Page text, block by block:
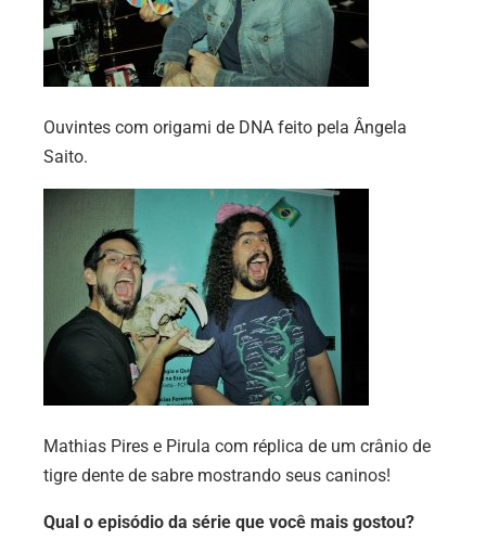
Ouvintes com origami de DNA feito pela Ângela
Saito.
Mathias Pires e Pirula com réplica de um crânio de
tigre dente de sabre mostrando seus caninos!
Qual o episódio da série que você mais gostou?